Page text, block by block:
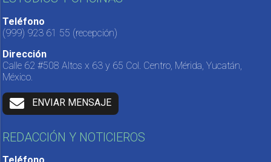
Teléfono
(999) 923 61 55 (recepción)
Dirección
Calle 62 #508 Altos x 63 y 65 Col. Centro, Mérida, Yucatán,
México.
ENVIAR MENSAJE
REDACCIÓN Y NOTICIEROS